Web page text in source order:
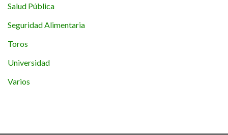
Salud Pública
Seguridad Alimentaria
Toros
Universidad
Varios